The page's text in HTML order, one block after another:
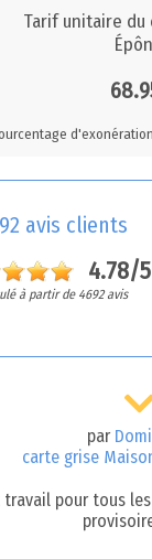
Tarif unitaire du
avis clients
4.78/5
à partir de 4692 avis
par
carte grise
travail pour tous